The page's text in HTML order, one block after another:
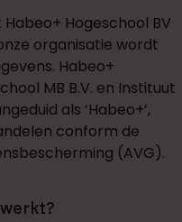
Hogeschool BV
organisatie wordt
Habeo+
MB B.V. en Instituut
als ‘Habeo+’,
conform de
(AVG).